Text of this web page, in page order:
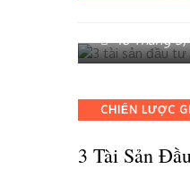
18 Tháng
Categories
CHIẾN LƯỢC
3 Tài Sản